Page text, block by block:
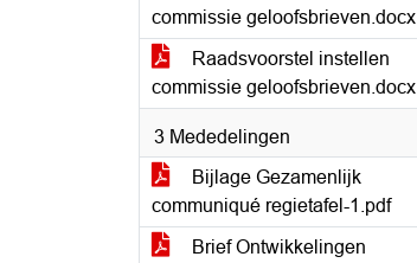
commissie geloofsbrieven.docx
Raadsvoorstel instellen
commissie geloofsbrieven.docx
3 Mededelingen
Bijlage Gezamenlijk
communiqué regietafel-1.pdf
Brief Ontwikkelingen